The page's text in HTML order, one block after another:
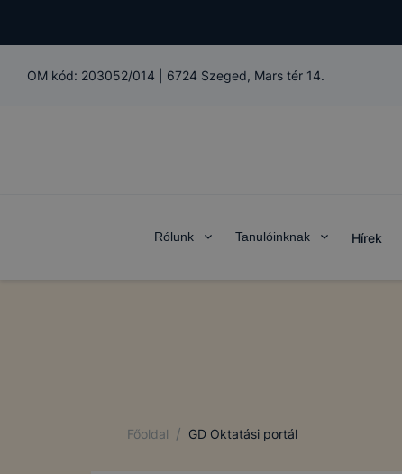
OM kód: 203052/014 6724 Szeged, Mars tér 14.
Rólunk Tanulóinknak Hírek
Főoldal / GD Oktatási portál